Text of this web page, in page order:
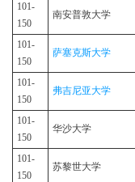
101-
150
南安普敦大学
101-
150
萨塞克斯大学
101-
150
弗吉尼亚大学
101-
150
华沙大学
101-
150
苏黎世大学